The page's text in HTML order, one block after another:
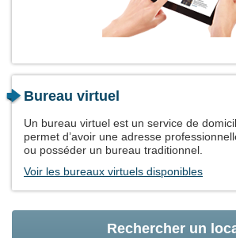
Bureau virtuel
Un bureau virtuel est un service de
permet d’avoir une adresse
ou posséder un bureau traditionnel.
Voir les bureaux virtuels disponibles
Rechercher un